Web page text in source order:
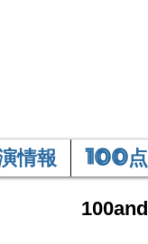
情報 100点